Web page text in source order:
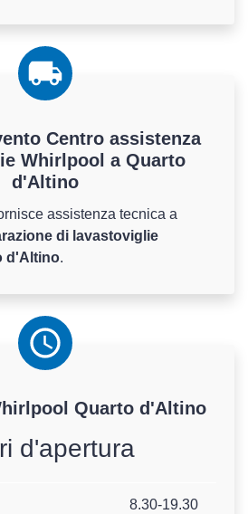
Centro assistenza
Whirlpool a Quarto
d'Altino
assistenza tecnica a
di lavastoviglie
d'Altino.
Quarto d'Altino
d'apertura
8.30-19.30